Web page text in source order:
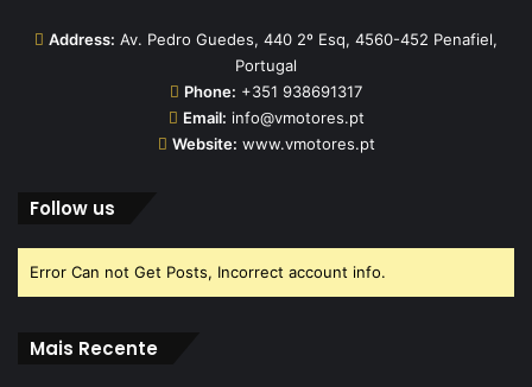
Address: Av. Pedro Guedes, 440 2º Esq, 4560-452 Penafiel,
Portugal
Phone: +351 938691317
Email: info@vmotores.pt
Website: www.vmotores.pt
Follow us
Error Can not Get Posts, Incorrect account info.
Mais Recente